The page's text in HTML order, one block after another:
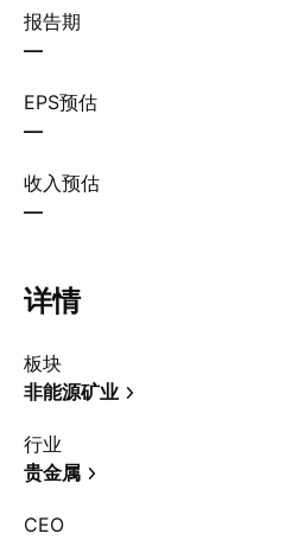
报告期
—
EPS预估
—
收入预估
—
详情
板块
非能源矿业
行业
贵金属
CEO